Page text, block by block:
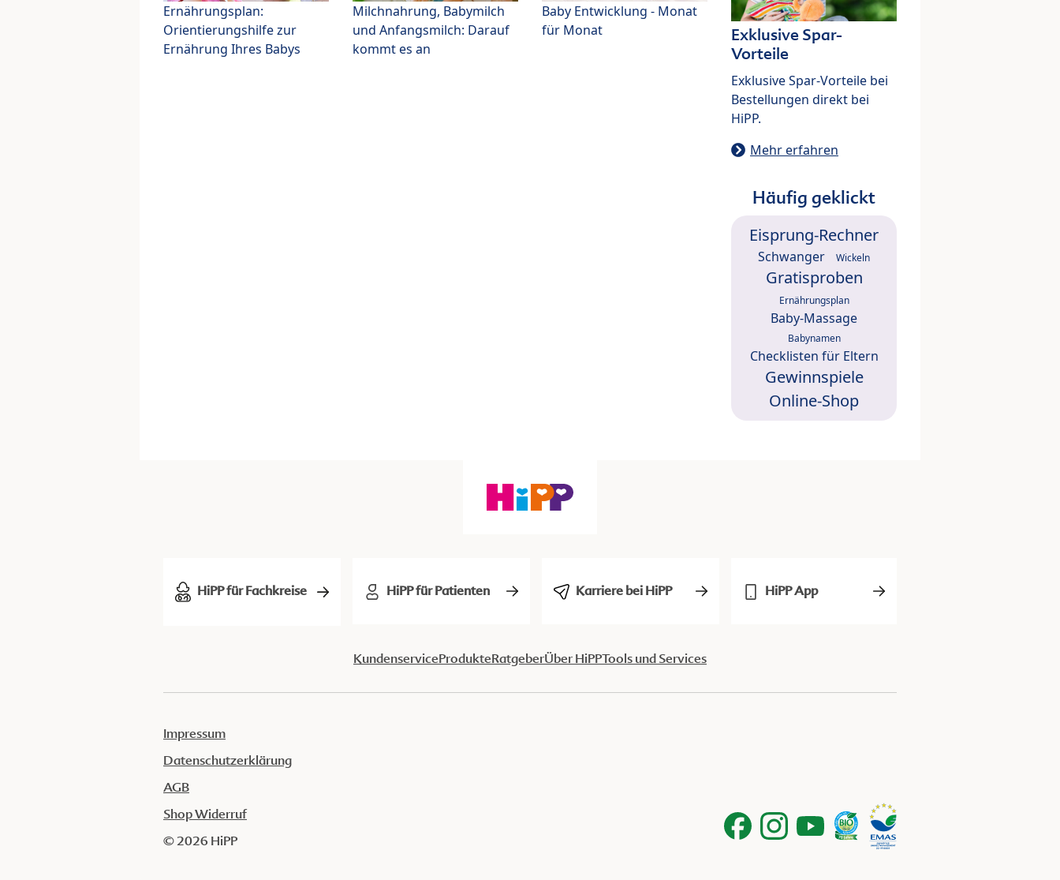
Ernährungsplan:
Orientierungshilfe zur
Ernährung Ihres Babys
Milchnahrung, Babymilch
und Anfangsmilch: Darauf
kommt es an
Baby Entwicklung - Monat
für Monat
Exklusive Spar-
Vorteile
Exklusive Spar-Vorteile bei
Bestellungen direkt bei
HiPP.
Mehr erfahren
Häufig geklickt
Eisprung-Rechner
Schwanger Wickeln
Gratisproben
Ernährungsplan
Baby-Massage
Babynamen
Checklisten für Eltern
Gewinnspiele
Online-Shop
HiPP für Fachkreise HiPP für Patienten Karriere bei HiPP HiPP App
KundenserviceProdukteRatgeberÜber HiPPTools und Services
Impressum
Datenschutzerklärung
AGB
Shop Widerruf
© 2026 HiPP